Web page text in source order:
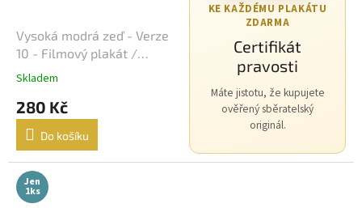
František Vláčil 20
Dušan Klein
Joel Schumacher
Chris Columbus
Vít Olmer
Vysoká modrá zeď - Verze
10 - Filmový plakát /
Fotoska / Slepka (cca A4)
Skladem
280 Kč
Do košíku
KE KAŽDÉMU PLAKÁTU
ZDARMA
Certifikát
pravosti
Máte jistotu, že kupujete
ověřený sběratelský
originál.
Jen
1ks